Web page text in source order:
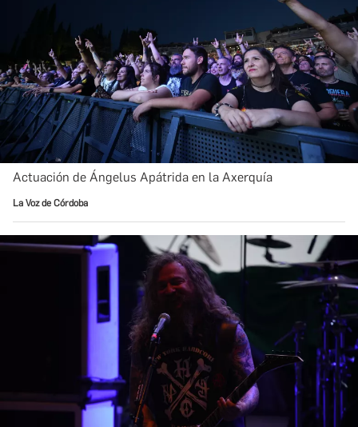
Actuación de Ángelus Apátrida en la Axerquía
La Voz de Córdoba